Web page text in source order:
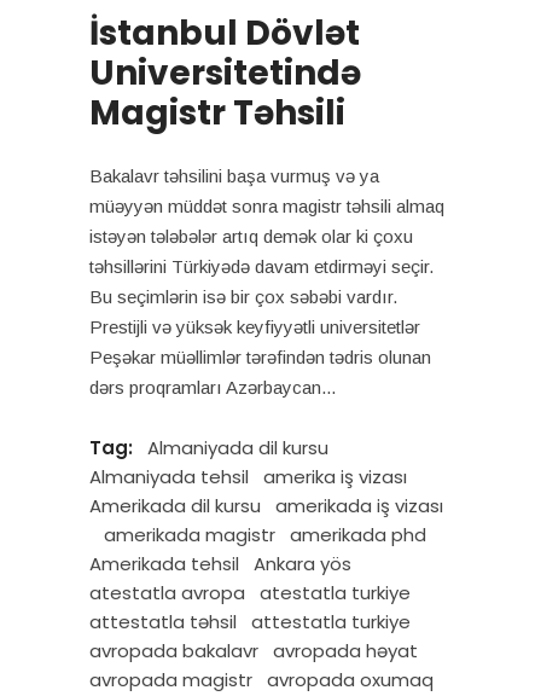
İstanbul Dövlət
Universitetində
Magistr Təhsili
Bakalavr təhsilini başa vurmuş və ya
müəyyən müddət sonra magistr təhsili almaq
istəyən tələbələr artıq demək olar ki çoxu
təhsillərini Türkiyədə davam etdirməyi seçir.
Bu seçimlərin isə bir çox səbəbi vardır.
Prestijli və yüksək keyfiyyətli universitetlər
Peşəkar müəllimlər tərəfindən tədris olunan
dərs proqramları Azərbaycan
Tag:
Almaniyada dil kursu
Almaniyada tehsil
amerika iş vizası
Amerikada dil kursu
amerikada iş vizası
amerikada magistr amerikada phd
Amerikada tehsil
Ankara yös
atestatla avropa
atestatla turkiye
attestatla təhsil
attestatla turkiye
avropada bakalavr avropada həyat
avropada magistr avropada oxumaq